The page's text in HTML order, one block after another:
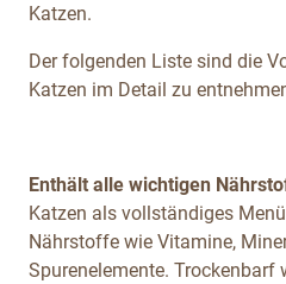
Katzen.
Der folgenden Liste sind die
Katzen im Detail zu
Enthält alle wichtigen
Katzen als vollständiges
Nährstoffe wie Vitamine,
Spurenelemente. Trockenbarf